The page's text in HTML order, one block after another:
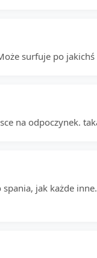
surfuje po
na odpoczynek.
jak każde